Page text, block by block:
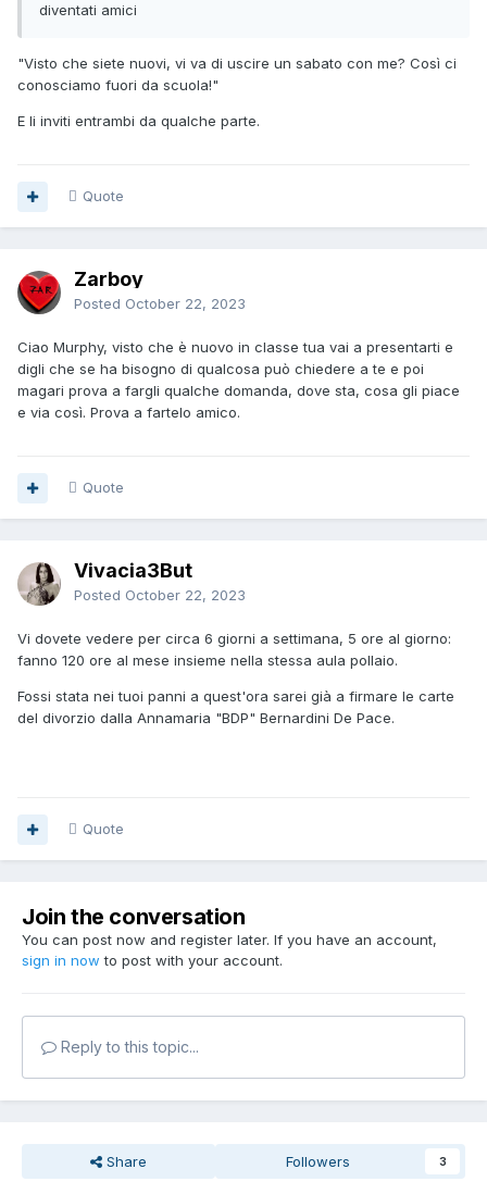
diventati amici
"Visto che siete nuovi, vi va di uscire un sabato con me? Così ci
conosciamo fuori da scuola!"
E li inviti entrambi da qualche parte.
Quote
Zarboy
Posted October 22, 2023
Ciao Murphy, visto che è nuovo in classe tua vai a presentarti e
digli che se ha bisogno di qualcosa può chiedere a te e poi
magari prova a fargli qualche domanda, dove sta, cosa gli piace
e via così. Prova a fartelo amico.
Quote
Vivacia3But
Posted October 22, 2023
Vi dovete vedere per circa 6 giorni a settimana, 5 ore al giorno:
fanno 120 ore al mese insieme nella stessa aula pollaio.
Fossi stata nei tuoi panni a quest'ora sarei già a firmare le carte
del divorzio dalla Annamaria "BDP" Bernardini De Pace.
Quote
Join the conversation
You can post now and register later. If you have an account,
sign in now to post with your account.
Reply to this topic...
Share Followers 3